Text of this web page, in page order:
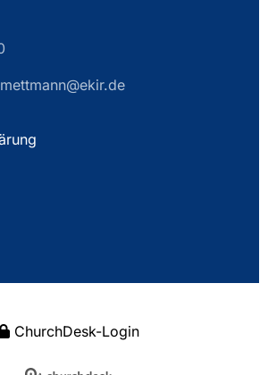
ChurchDesk-Login